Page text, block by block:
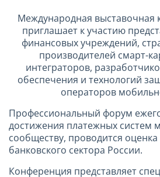
Международная выставочная
приглашает к участию
финансовых учреждений,
производителей смарт-
интеграторов,
обеспечения и технологий
операторов
Профессиональный форум
достижения платежных систем
сообществу, проводится оценка
банковского сектора России.
Конференция представляет